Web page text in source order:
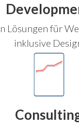
Lösungen für
inklusive